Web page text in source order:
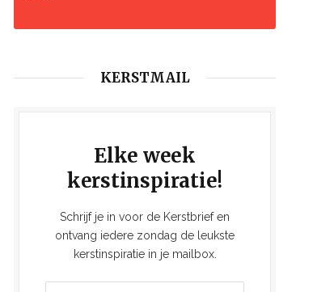
KERSTMAIL
Elke week
kerstinspiratie!
Schrijf je in voor de Kerstbrief en
ontvang iedere zondag de leukste
kerstinspiratie in je mailbox.